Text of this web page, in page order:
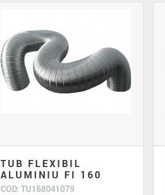
TUB FLEXIBIL
ALUMINIU FI 160
COD: TU168041079